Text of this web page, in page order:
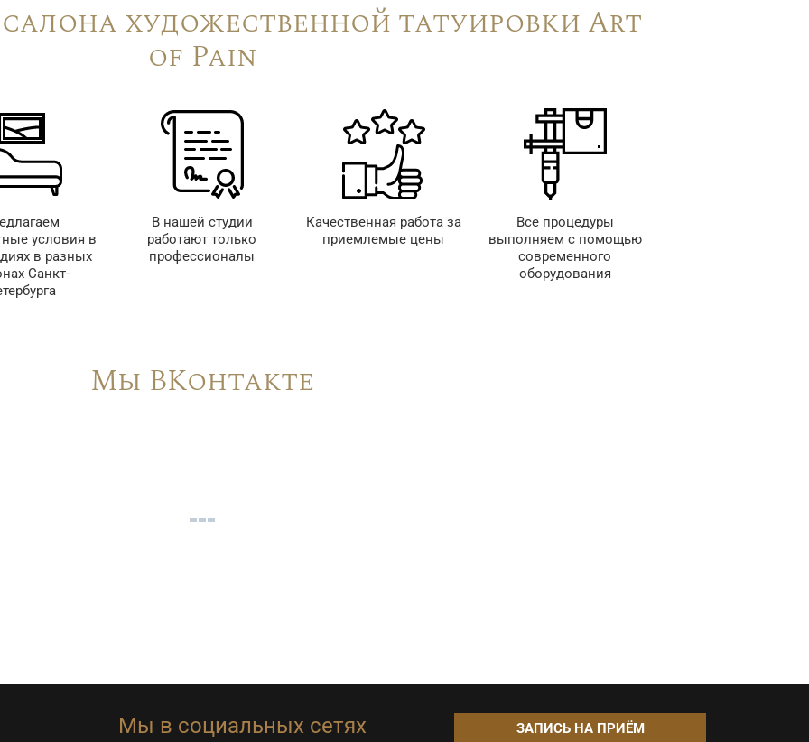
художественной татуировки Art
of Pain
условия в
в разных
Санкт-
В нашей студии
работают только
профессионалы
Качественная работа за
приемлемые цены
Все процедуры
выполняем с помощью
современного
оборудования
Мы ВКонтакте
Мы в социальных сетях ЗАПИСЬ НА ПРИЁМ